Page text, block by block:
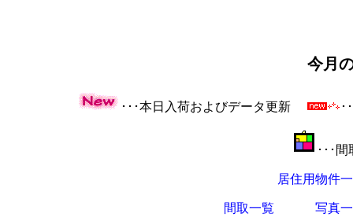
今月
･･･本日入荷およびデータ更新 ･
･･･
居住用物件
間取一覧 写真